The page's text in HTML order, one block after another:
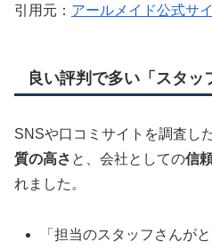
引用元： アールメイド公式サ
良い評判で多い「スタッ
SNSや口コミサイトを調査し
質の高さ と、会社としての信
れました。
「担当のスタッフさんが